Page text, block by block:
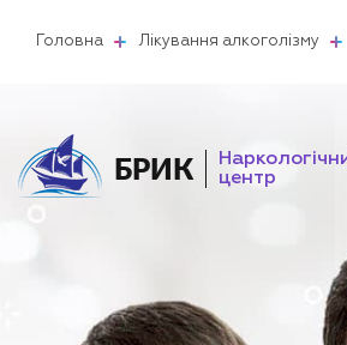
Головна Лікування алкоголізму
БРИК
центр